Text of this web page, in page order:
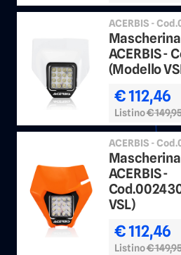
ACERBIS -
ACERBIS -
(Modello
€ 112,46
Listino€
ACERBIS -
ACERBIS -
VSL)
€ 112,46
Listino€